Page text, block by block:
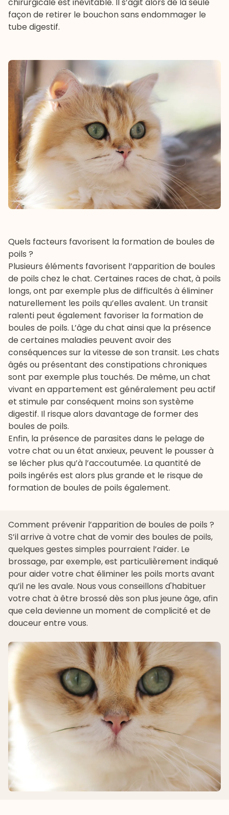
façon de retirer le bouchon sans endommager le
tube digestif.
Quels facteurs favorisent la formation de boules de
poils ?
Plusieurs éléments favorisent l’apparition de boules
de poils chez le chat. Certaines races de chat, à poils
longs, ont par exemple plus de difficultés à éliminer
naturellement les poils qu’elles avalent. Un transit
ralenti peut également favoriser la formation de
boules de poils. L’âge du chat ainsi que la présence
de certaines maladies peuvent avoir des
conséquences sur la vitesse de son transit. Les chats
âgés ou présentant des constipations chroniques
sont par exemple plus touchés. De même, un chat
vivant en appartement est généralement peu actif
et stimule par conséquent moins son système
digestif. Il risque alors davantage de former des
boules de poils.
Enfin, la présence de parasites dans le pelage de
votre chat ou un état anxieux, peuvent le pousser à
se lécher plus qu’à l’accoutumée. La quantité de
poils ingérés est alors plus grande et le risque de
formation de boules de poils également.
Comment prévenir l’apparition de boules de poils ?
S’il arrive à votre chat de vomir des boules de poils,
quelques gestes simples pourraient l’aider. Le
brossage, par exemple, est particulièrement indiqué
pour aider votre chat éliminer les poils morts avant
qu’il ne les avale. Nous vous conseillons d'habituer
votre chat à être brossé dès son plus jeune âge, afin
que cela devienne un moment de complicité et de
douceur entre vous.